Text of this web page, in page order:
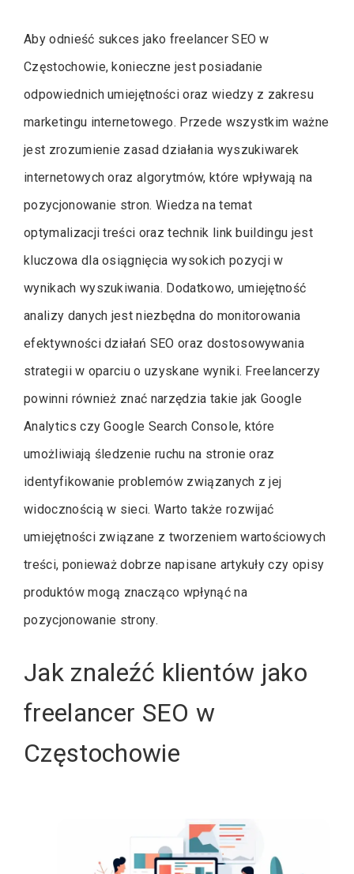
Aby odnieść sukces jako freelancer SEO w
Częstochowie, konieczne jest posiadanie
odpowiednich umiejętności oraz wiedzy z zakresu
marketingu internetowego. Przede wszystkim ważne
jest zrozumienie zasad działania wyszukiwarek
internetowych oraz algorytmów, które wpływają na
pozycjonowanie stron. Wiedza na temat
optymalizacji treści oraz technik link buildingu jest
kluczowa dla osiągnięcia wysokich pozycji w
wynikach wyszukiwania. Dodatkowo, umiejętność
analizy danych jest niezbędna do monitorowania
efektywności działań SEO oraz dostosowywania
strategii w oparciu o uzyskane wyniki. Freelancerzy
powinni również znać narzędzia takie jak Google
Analytics czy Google Search Console, które
umożliwiają śledzenie ruchu na stronie oraz
identyfikowanie problemów związanych z jej
widocznością w sieci. Warto także rozwijać
umiejętności związane z tworzeniem wartościowych
treści, ponieważ dobrze napisane artykuły czy opisy
produktów mogą znacząco wpłynąć na
pozycjonowanie strony.
Jak znaleźć klientów jako
freelancer SEO w
Częstochowie